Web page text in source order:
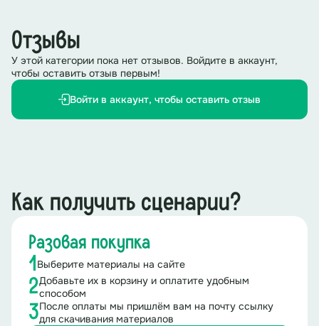
Отзывы
У этой категории пока нет отзывов. Войдите в аккаунт,
чтобы оставить отзыв первым!
Войти в аккаунт, чтобы оставить отзыв
Как получить сценарии?
Разовая покупка
1 Выберите материалы на сайте
2Добавьте их в корзину и оплатите удобным
способом
3После оплаты мы пришлём вам на почту ссылку
для скачивания материалов